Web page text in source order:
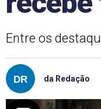
Entre os
da Redação